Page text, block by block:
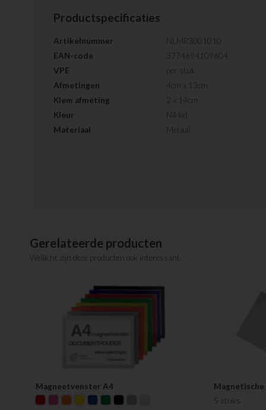
Productspecificaties
Artikelnummer
NLMR3001010
EAN-code
3774694109604
VPE
per stuk
Afmetingen
4cm x 13cm
Klem afmeting
2 x 14cm
Kleur
Nikkel
Materiaal
Metaal
Gerelateerde producten
Wellicht zijn deze producten ook interessant.
Magneetvenster A4
5 stuks